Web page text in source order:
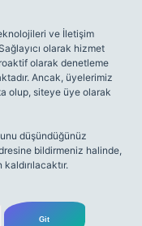
ve İletişim
olarak hizmet
olarak denetleme
Ancak, üyelerimiz
olup, siteye üye olarak
düşündüğünüz
bildirmeniz halinde,